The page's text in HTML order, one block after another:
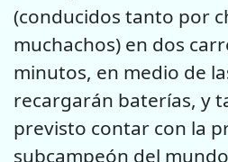
(conducidos tanto por
muchachos) en dos
minutos, en medio de
recargarán baterías, y
previsto contar con la
subcampeón del